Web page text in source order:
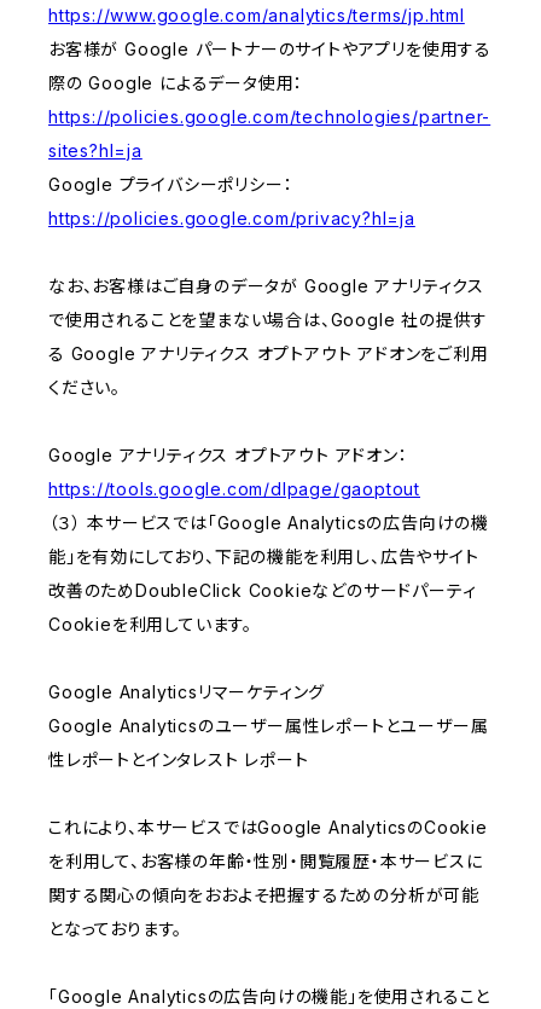
https://www.google.com/analytics/terms/jp.html
お客様が Google パートナーのサイトやアプリを使用する
際の Google によるデータ使用：
https://policies.google.com/technologies/partner-
sites?hl=ja
Google プライバシーポリシー：
https://policies.google.com/privacy?hl=ja
なお、お客様はご自身のデータが Google アナリティクス
で使用されることを望まない場合は、Google 社の提供す
る Google アナリティクス オプトアウト アドオンをご利用
ください。
Google アナリティクス オプトアウト アドオン：
https://tools.google.com/dlpage/gaoptout
（３） 本サービスでは「Google Analyticsの広告向けの機
能」を有効にしており、下記の機能を利用し、広告やサイト
改善のためDoubleClick Cookieなどのサードパーティ
Cookieを利用しています。
Google Analyticsリマーケティング
Google Analyticsのユーザー属性レポートとユーザー属
性レポートとインタレスト レポート
これにより、本サービスではGoogle AnalyticsのCookie
を利用して、お客様の年齢・性別・閲覧履歴・本サービスに
関する関心の傾向をおおよそ把握するための分析が可能
となっております。
「Google Analyticsの広告向けの機能」を使用されること